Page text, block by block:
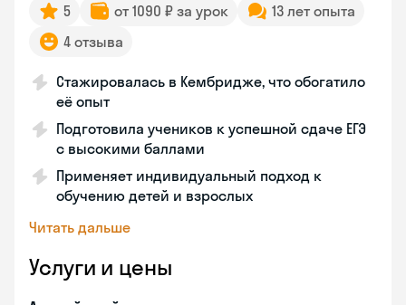
5 от 1090 ₽ за урок
13 лет опыта
4 отзыва
Стажировалась в Кембридже, что обогатило
её опыт
Подготовила учеников к успешной сдаче ЕГЭ
с высокими баллами
Применяет индивидуальный подход к
обучению детей и взрослых
Читать дальше
Услуги и цены